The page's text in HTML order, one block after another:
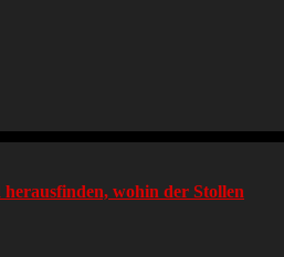
wohin der Stollen